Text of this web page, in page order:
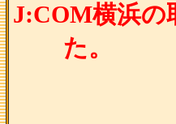
J:COM横浜の